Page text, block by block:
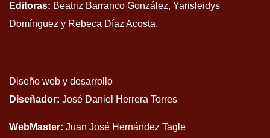
Editoras: Beatriz Barranco González, Yarisleidys
Domínguez y Rebeca Díaz Acosta.
Diseño web y desarrollo
Diseñador: José Daniel Herrera Torres
WebMaster: Juan José Hernández Tagle